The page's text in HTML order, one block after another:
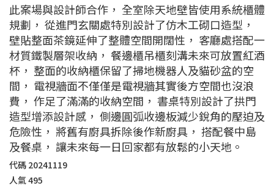
此案場與設計師合作， 全室除天地壁皆使用系統櫃體
規劃， 從進門玄關處特別設計了仿木工砌口造型，
壁貼整面茶鏡延伸了整體空間開闊性， 客廳處搭配一
材質鐵製層架收納， 餐邊櫃吊櫃刻溝未來可放置紅酒
杯， 整面的收納櫃保留了掃地機器人及貓砂盆的空
間， 電視牆面不僅僅是電視牆其實後方空間也沒浪
費， 作足了滿滿的收納空間， 書桌特別設計了拱門
造型增添設計感， 側邊圓弧收邊板減少銳角的壓迫及
危險性， 將舊有廚具拆除後作新廚具， 搭配餐中島
及餐桌， 讓未來每一日回家都有放鬆的小天地。
代碼 20241119
人氣495